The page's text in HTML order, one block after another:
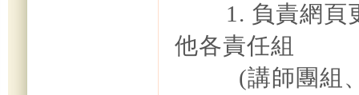
1. 負責網頁
他各責任組
(講師團組